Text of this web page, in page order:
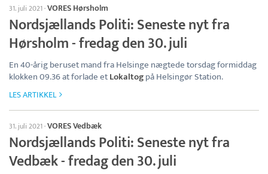
31. juli 2021·VORES Hørsholm
Nordsjællands Politi: Seneste nyt fra
Hørsholm - fredag den 30. juli
En 40-årig beruset mand fra Helsinge nægtede torsdag formiddag
klokken 09.36 at forlade etLokaltogpå Helsingør Station.
LES ARTIKKEL
31. juli 2021·VORES Vedbæk
Nordsjællands Politi: Seneste nyt fra
Vedbæk - fredag den 30. juli